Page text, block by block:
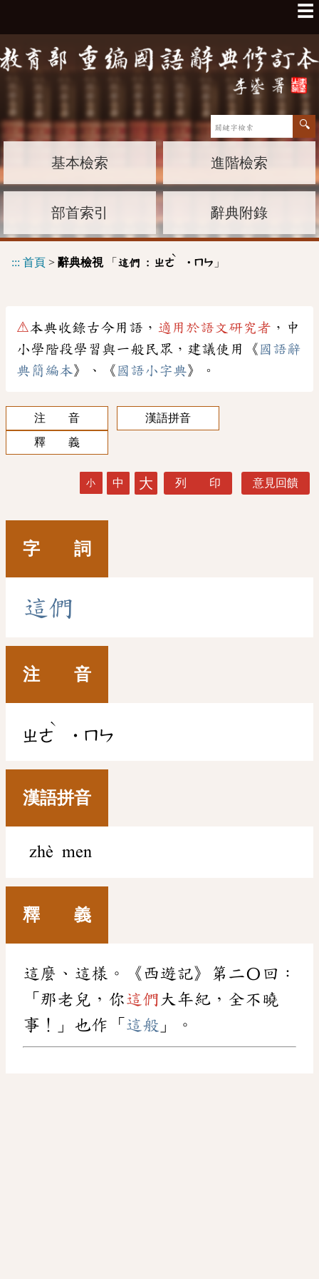
☰
基本檢索 進階檢索
部首索引 辭典附錄
::: 首頁 > 辭典檢視「 這們 : ㄓㄜ
ˋ
˙ㄇㄣ 」
⚠本典收錄古今用語， 適用於語文研究者 ，中
小學階段學習與一般民眾，建議使用《 國語辭
典簡編本》、《 國語小字典》。
注 音
漢語拼音
釋 義
小 中 大 列 印 意見回饋
字 詞
這們
注 音
ㄓㄜ
ˋ
˙ㄇㄣ
漢語拼音
zhè men
釋 義
這麼、這樣。《西遊記》第二〇回：
「那老兒，你這們 大年紀，全不曉
事！」也作「 這般 」。